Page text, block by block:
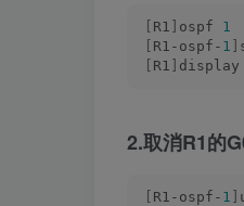
R1 ospf 1
R1-ospf- 1
R1
2.取消R1的
R1-ospf- 1